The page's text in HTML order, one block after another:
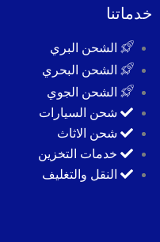
خدماتنا
الشحن البري
الشحن البحري
الشحن الجوي
شحن السيارات
شحن الاثاث
خدمات التخزين
النقل والتغليف